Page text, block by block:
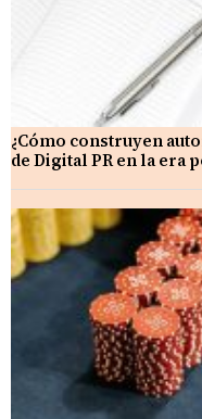
¿Cómo construyen
de Digital PR en la era